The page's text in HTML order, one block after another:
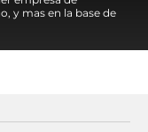
y mas en la base de